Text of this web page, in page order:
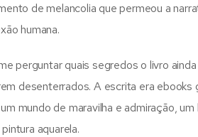
de melancolia que permeou a
humana.
perguntar quais segredos o livro
desenterrados. A escrita era ebooks
mundo de maravilha e admiração,
aquarela.